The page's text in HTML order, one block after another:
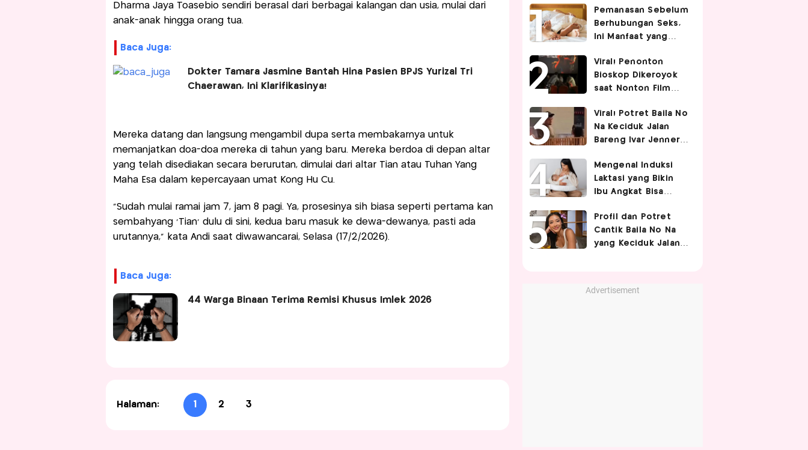
Dharma Jaya Toasebio sendiri berasal dari berbagai kalangan dan usia, mulai dari
anak-anak hingga orang tua.
Baca Juga:
Dokter Tamara Jasmine Bantah Hina Pasien BPJS Yurizal Tri
Chaerawan, Ini Klarifikasinya!
Mereka datang dan langsung mengambil dupa serta membakarnya untuk
memanjatkan doa-doa mereka di tahun yang baru. Mereka berdoa di depan altar
yang telah disediakan secara berurutan, dimulai dari altar Tian atau Tuhan Yang
Maha Esa dalam kepercayaan umat Kong Hu Cu.
“Sudah mulai ramai jam 7, jam 8 pagi. Ya, prosesinya sih biasa seperti pertama kan
sembahyang ‘Tian’ dulu di sini, kedua baru masuk ke dewa-dewanya, pasti ada
urutannya,” kata Andi saat diwawancarai, Selasa (17/2/2026).
Baca Juga:
44 Warga Binaan Terima Remisi Khusus Imlek 2026
Halaman: 1 2 3
Pemanasan Sebelum
Berhubungan Seks,
Ini Manfaat yang
Pasangan
Viral! Penonton
Bioskop Dikeroyok
saat Nonton Film
Viral! Potret Baila No
Na Keciduk Jalan
Bareng Ivar Jenner,
Mengenal Induksi
Laktasi yang Bikin
Ibu Angkat Bisa
Adopsi
Profil dan Potret
Cantik Baila No Na
yang Keciduk Jalan
Advertisement